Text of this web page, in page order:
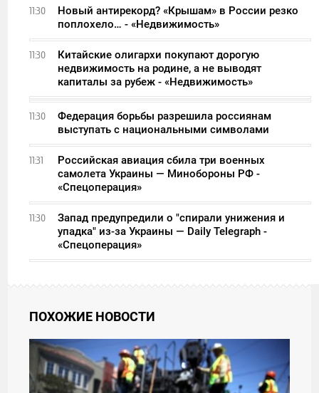
11:30
Новый антирекорд? «Крышам» в России резко
поплохело… - «Недвижимость»
11:30
Китайские олигархи покупают дорогую
недвижимость на родине, а не выводят
капиталы за рубеж - «Недвижимость»
11:30
Федерация борьбы разрешила россиянам
выступать с национальными символами
11:31
Российская авиация сбила три военных
самолета Украины — Минобороны РФ -
«Спецоперация»
11:30
Запад предупредили о "спирали унижения и
упадка" из-за Украины — Daily Telegraph -
«Спецоперация»
ПОХОЖИЕ НОВОСТИ